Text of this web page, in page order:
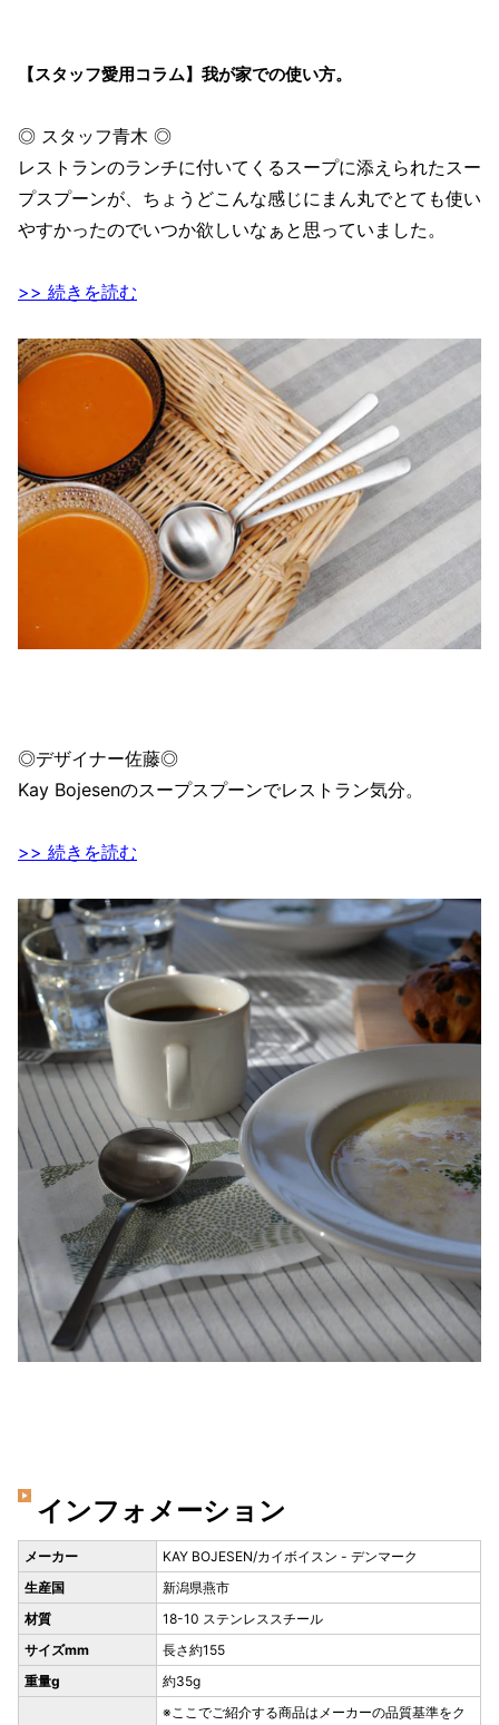
【スタッフ愛用コラム】我が家での使い方。
◎ スタッフ青木 ◎
レストランのランチに付いてくるスープに添えられたスー
プスプーンが、ちょうどこんな感じにまん丸でとても使い
やすかったのでいつか欲しいなぁと思っていました。
>> 続きを読む
◎デザイナー佐藤◎
Kay Bojesenのスープスプーンでレストラン気分。
>> 続きを読む
インフォメーション
メーカー
KAY BOJESEN/カイボイスン - デンマーク
生産国
新潟県燕市
材質
18-10 ステンレススチール
サイズmm
長さ約155
重量g
約35g
※ここでご紹介する商品はメーカーの品質基準をク